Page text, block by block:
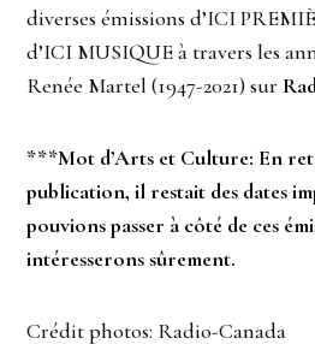
diverses émissions d’ICI
d’ICI MUSIQUE à travers les
Renée Martel (1947-2021) sur
***Mot d’Arts et Culture: En
publication, il restait des dates
pouvions passer à côté de ces
intéresserons sûrement.
Crédit photos: Radio-Canada